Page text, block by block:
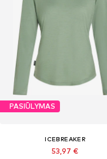
PASIŪLYMAS
ICEBREAKER
53,97 €